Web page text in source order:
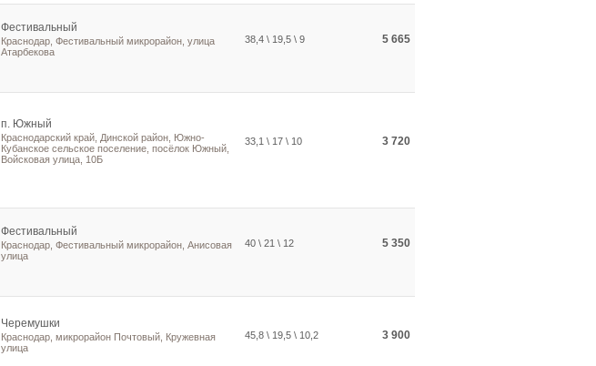
Фестивальный
Краснодар, Фестивальный микрорайон, улица
Атарбекова
38,4 \ 19,5 \ 9 5 665
п. Южный
Краснодарский край, Динской район, Южно-
Кубанское сельское поселение, посёлок Южный,
Войсковая улица, 10Б
33,1 \ 17 \ 10 3 720
Фестивальный
Краснодар, Фестивальный микрорайон, Анисовая
улица
40 \ 21 \ 12 5 350
Черемушки
Краснодар, микрорайон Почтовый, Кружевная
улица
45,8 \ 19,5 \ 10,2 3 900